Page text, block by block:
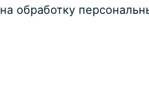
на обработку